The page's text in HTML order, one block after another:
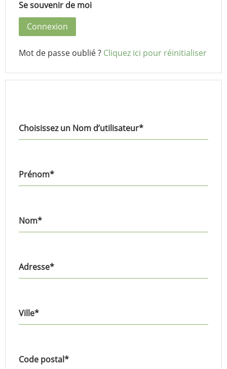
Se souvenir de moi
Mot de passe oublié ? Cliquez ici pour réinitialiser
Choisissez un Nom d’utilisateur*
Prénom*
Nom*
Adresse*
Ville*
Code postal*